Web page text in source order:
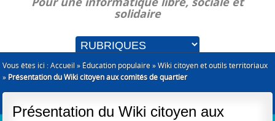
solidaire
Vous êtes ici :Accueil » Éducation populaire »Wiki citoyen et outils territoriaux
» Présentation du Wiki citoyen aux comités de quartier
Présentation du Wiki citoyen aux